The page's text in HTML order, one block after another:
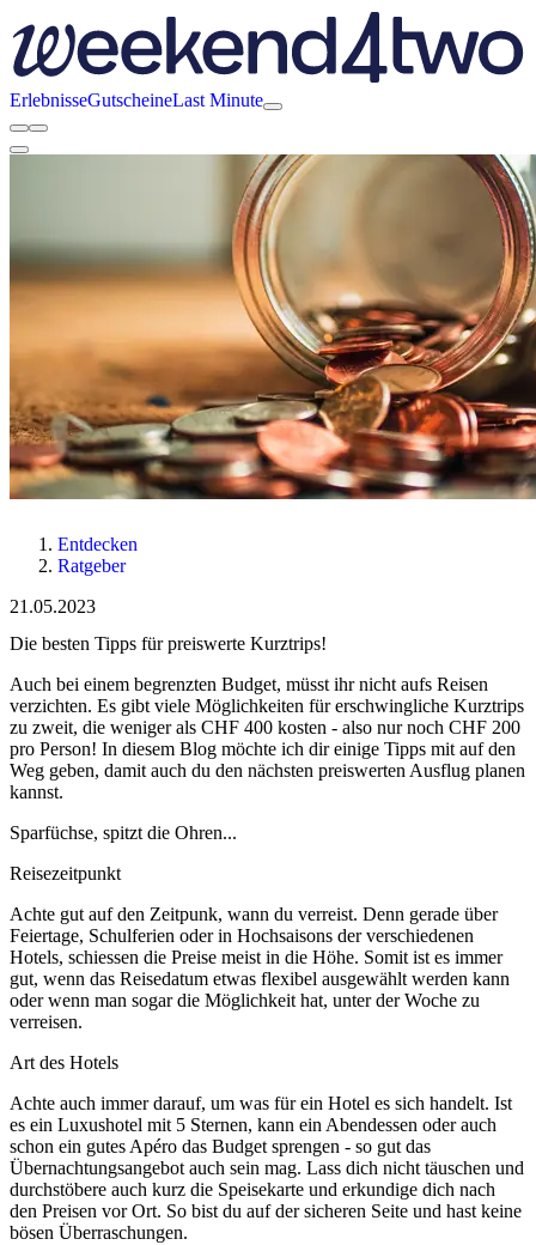
ErlebnisseGutscheineLast Minute
Entdecken
Ratgeber
21.05.2023
Die besten Tipps für preiswerte Kurztrips!
Auch bei einem begrenzten Budget, müsst ihr nicht aufs Reisen
verzichten. Es gibt viele Möglichkeiten für erschwingliche Kurztrips
zu zweit, die weniger als CHF 400 kosten - also nur noch CHF 200
pro Person! In diesem Blog möchte ich dir einige Tipps mit auf den
Weg geben, damit auch du den nächsten preiswerten Ausflug planen
kannst.
Sparfüchse, spitzt die Ohren...
Reisezeitpunkt
Achte gut auf den Zeitpunk, wann du verreist. Denn gerade über
Feiertage, Schulferien oder in Hochsaisons der verschiedenen
Hotels, schiessen die Preise meist in die Höhe. Somit ist es immer
gut, wenn das Reisedatum etwas flexibel ausgewählt werden kann
oder wenn man sogar die Möglichkeit hat, unter der Woche zu
verreisen.
Art des Hotels
Achte auch immer darauf, um was für ein Hotel es sich handelt. Ist
es ein Luxushotel mit 5 Sternen, kann ein Abendessen oder auch
schon ein gutes Apéro das Budget sprengen - so gut das
Übernachtungsangebot auch sein mag. Lass dich nicht täuschen und
durchstöbere auch kurz die Speisekarte und erkundige dich nach
den Preisen vor Ort. So bist du auf der sicheren Seite und hast keine
bösen Überraschungen.